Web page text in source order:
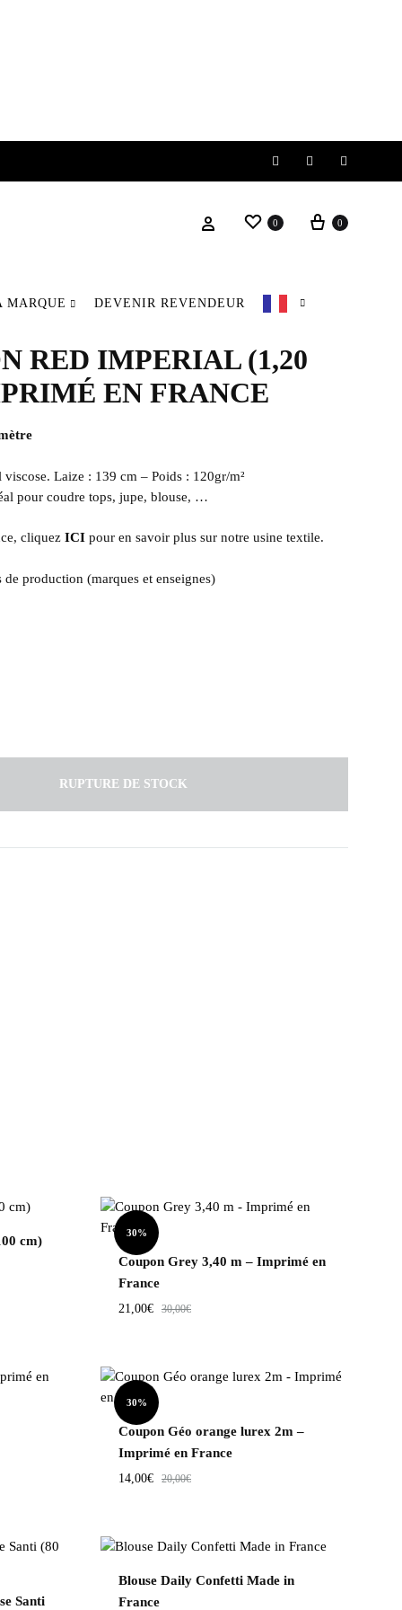
InstagramFacebook
0 0
MARQUE DEVENIR REVENDEUR
RED IMPERIAL (1,20
EN FRANCE
Laize : 139 cm – Poids : 120gr/m²
pour coudre tops, jupe, blouse, …
cliquez ICI pour en savoir plus sur notre usine textile.
production (marques et enseignes)
RUPTURE DE STOCK
cm)
30%
Coupon Grey 3,40 m – Imprimé en
France
21,00€ 30,00€
30%
Coupon Géo orange lurex 2m –
Imprimé en France
14,00€ 20,00€
Santi
Blouse Daily Confetti Made in
France